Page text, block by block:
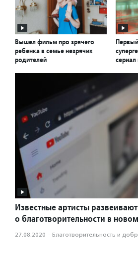
Вышел фильм про зрячего
ребенка в семье незрячих
родителей
Известные артисты
о благотворительности в
27.08.2020 · Благотвори­тель­ность и